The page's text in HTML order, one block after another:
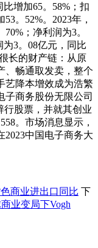
增加65。58%；扣
。52%。2023年，
；净利润为3。
3。08亿元，同比
长的财产链：从原
、畅通取发卖，整个
艺降本增效成为浩繁
子商务股份无限公司
行股票，并就其创业
。市场消息显示，
2023中国电子商务大
商业进出口同比 下
业变局下Vogh